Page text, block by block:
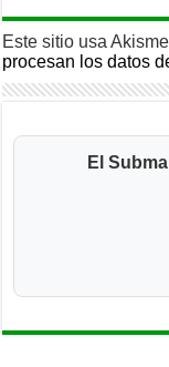
Este sitio usa
procesan los datos
El